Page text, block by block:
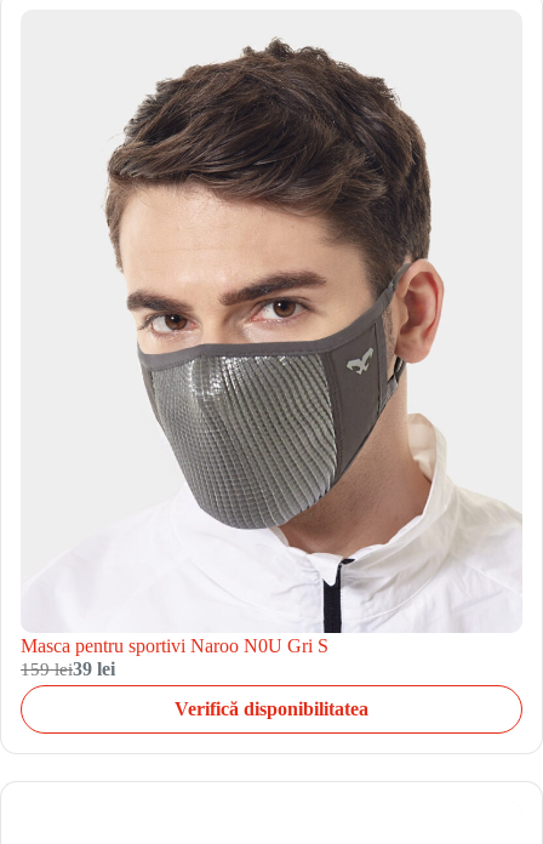
Masca pentru sportivi Naroo N0U Gri S
159 lei39 lei
Verifică disponibilitatea